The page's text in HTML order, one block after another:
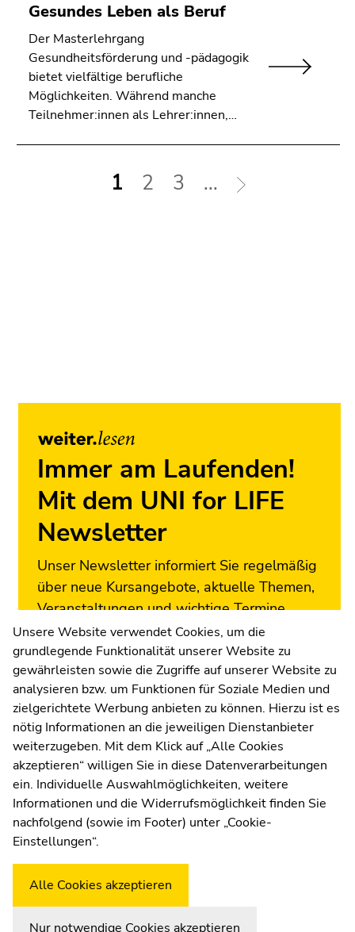
Seitenbereichs:
Unternavigation:
dieses
Seitenbereichs.
Übersicht
Seitenbereiche
Gesundes Leben als Beruf
Der Masterlehrgang
Gesundheitsförderung und -pädagogik
bietet vielfältige berufliche
Möglichkeiten. Während manche
Teilnehmer:innen als Lehrer:innen,…
1 2 3 ...
Immer am Laufenden!
Mit dem UNI for LIFE
Newsletter
Unser Newsletter informiert Sie regelmäßig
über neue Kursangebote, aktuelle Themen,
Veranstaltungen und wichtige Termine.
Melden Sie sich jetzt an!
Zur Newsletter-Anmeldung
UNI for LIFE Weiterbildungs
GmbH
Palais Kottulinsky, Beethovenstraße 9, 8010
Büro-Öffnungszeiten: Mo.-Do.: 9.00-14.00
Beginn des Seitenbereichs:
Unsere Website verwendet Cookies, um die
grundlegende Funktionalität unserer Website zu
gewährleisten sowie die Zugriffe auf unserer Website zu
analysieren bzw. um Funktionen für Soziale Medien und
zielgerichtete Werbung anbieten zu können. Hierzu ist es
nötig Informationen an die jeweiligen Dienstanbieter
weiterzugeben. Mit dem Klick auf „Alle Cookies
akzeptieren“ willigen Sie in diese Datenverarbeitungen
ein. Individuelle Auswahlmöglichkeiten, weitere
Informationen und die Widerrufsmöglichkeit finden Sie
nachfolgend (sowie im Footer) unter „Cookie-
Einstellungen“.
Alle Cookies akzeptieren
Nur notwendige Cookies akzeptieren
Ende dieses Seitenbereichs.Zur Übersicht der Seitenbereiche